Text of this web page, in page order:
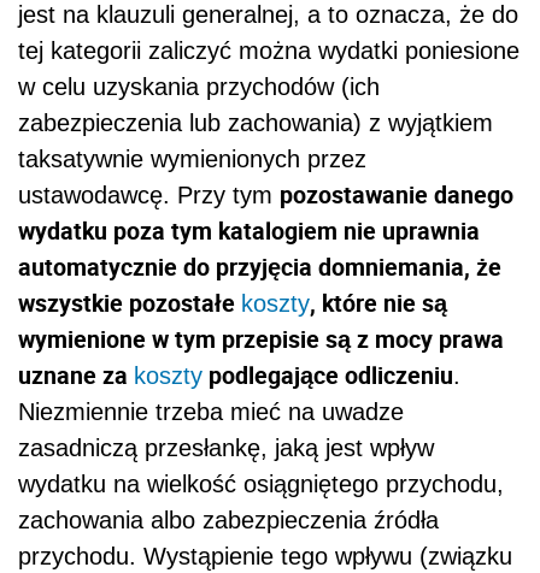
jest na klauzuli generalnej, a to oznacza, że do
tej kategorii zaliczyć można wydatki poniesione
w celu uzyskania przychodów (ich
zabezpieczenia lub zachowania) z wyjątkiem
taksatywnie wymienionych przez
ustawodawcę. Przy tym pozostawanie danego
wydatku poza tym katalogiem nie uprawnia
automatycznie do przyjęcia domniemania, że
wszystkie pozostałe koszty, które nie są
wymienione w tym przepisie są z mocy prawa
uznane za koszty podlegające odliczeniu.
Niezmiennie trzeba mieć na uwadze
zasadniczą przesłankę, jaką jest wpływ
wydatku na wielkość osiągniętego przychodu,
zachowania albo zabezpieczenia źródła
przychodu. Wystąpienie tego wpływu (związku